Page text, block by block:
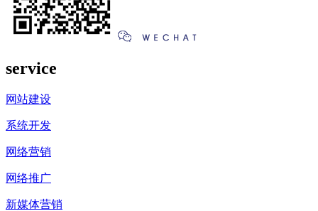
service
网站建设
系统开发
网络营销
网络推广
新媒体营销